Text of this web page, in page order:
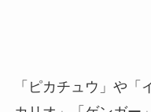
「ピカチュウ」や